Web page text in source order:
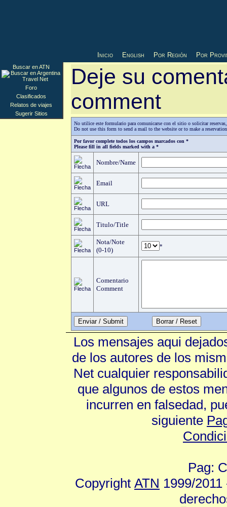
Inicio English Por Región Por
Deje su
comment
No utilice este formulario para comunicarse con el sitio o solicitar
Do not use this form to send a mail to the website or to make a
Por favor complete todos los campos marcados con *
Please fill in all fields marked with a *
Nombre/Name
Email
URL
Titulo/Title
Nota/Note
(0-10)
*
Comentario
Comment
Enviar / Submit
Buscar en ATN
Foro
Clasificados
Relatos de viajes
Sugerir Sitios
Los mensajes aqui
de los autores de los
Net cualquier
que algunos de estos
incurren en falsedad,
siguiente
Pag:
Copyright ATN 1999/